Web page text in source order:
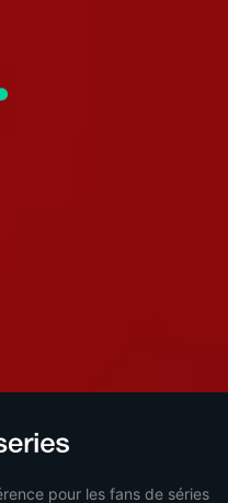
pour les fans de séries